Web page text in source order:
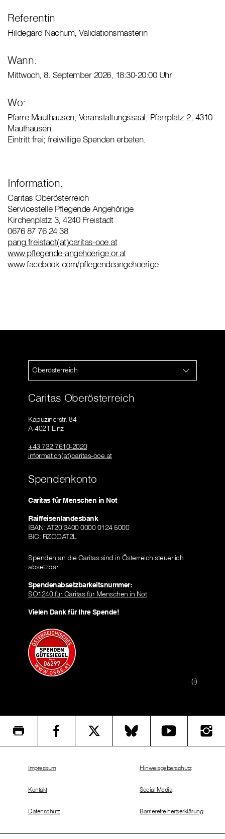
Referentin
Hildegard Nachum, Validationsmasterin
Wann:
Mittwoch, 8. September 2026, 18:30-20:00 Uhr
Wo:
Pfarre Mauthausen, Veranstaltungssaal, Pfarrplatz 2, 4310
Mauthausen
Eintritt frei; freiwillige Spenden erbeten.
Information:
Caritas Oberösterreich
Servicestelle Pflegende Angehörige
Kirchenplatz 3, 4240 Freistadt
0676 87 76 24 38
pang.freistadt(at)caritas-ooe.at
www.pflegende-angehoerige.or.at
www.facebook.com/pflegendeangehoerige
Oberösterreich
Caritas Oberösterreich
Kapuzinerstr. 84
A-4021 Linz
+43 732 7610-2020
information(at)caritas-ooe.at
Spendenkonto
Caritas für Menschen in Not
Raiffeisenlandesbank
IBAN: AT20 3400 0000 0124 5000
BIC: RZOOAT2L
Spenden an die Caritas sind in Österreich steuerlich
absetzbar.
Spendenabsetzbarkeitsnummer:
SO1240 für Caritas für Menschen in Not
Vielen Dank für Ihre Spende!
(i)
Impressum
Kontakt
Datenschutz
Hinweisgeberschutz
Social Media
Barrierefreiheitserklärung